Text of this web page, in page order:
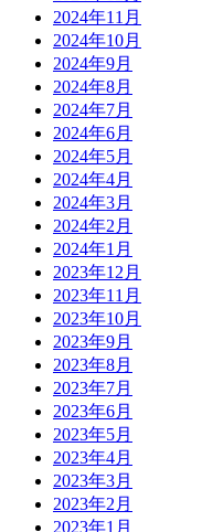
2024年11月
2024年10月
2024年9月
2024年8月
2024年7月
2024年6月
2024年5月
2024年4月
2024年3月
2024年2月
2024年1月
2023年12月
2023年11月
2023年10月
2023年9月
2023年8月
2023年7月
2023年6月
2023年5月
2023年4月
2023年3月
2023年2月
2023年1月